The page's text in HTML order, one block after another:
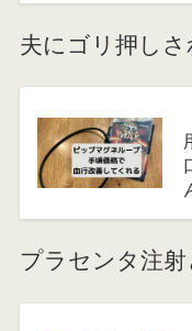
夫にゴリ押し
プラセンタ注